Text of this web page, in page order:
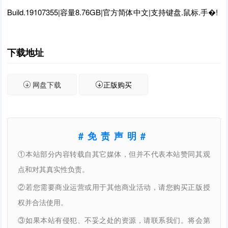
Build.19107355|容量8.76GB|官方简体中文|支持键盘.鼠标.手�!
下载地址
网盘下载 正版购买
#免责声明#
①本站部分内容转载自其它媒体，但并不代表本站赞同其观
点和对其真实性负责。
②若您需要商业运营或用于其他商业活动，请您购买正版授
权并合法使用。
③如果本站有侵犯、不妥之处的资源，请联系我们。将会第